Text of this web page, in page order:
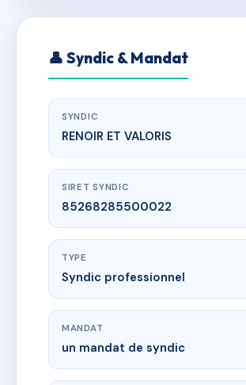
👤 Syndic & Mandat
SYNDIC
RENOIR ET VALORIS
SIRET SYNDIC
85268285500022
TYPE
Syndic professionnel
MANDAT
un mandat de syndic